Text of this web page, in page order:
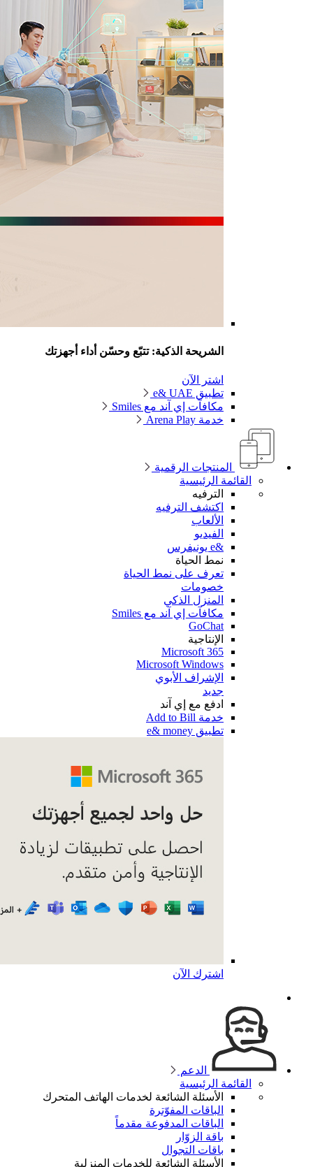
الشريحة الذكية: تتبّع وحسّن أداء أجهزتك
مكافآت إي آند مع Smiles
المنتجات الرقمية
القائمة الرئيسية
الترفيه
اكتشف الترفيه
الألعاب
نمط الحياة
تعرف على نمط الحياة
المنزل الذكي
مكافآت إي آند مع Smiles
GoChat
الإنتاجية
Microsoft 365
Microsoft Windows
الإشراف الأبوي
ادفع مع إي آند
اشترك الآن
الدعم
القائمة الرئيسية
الأسئلة الشائعة لخدمات الهاتف المتحرك
الباقات المفوّترة
الباقات المدفوعة مقدماً
باقة الزوّار
باقات التجوال
الأسئلة الشائعة للخدمات المنزلية